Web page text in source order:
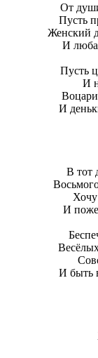
От
Пусть
Женский
И
Пусть
И
И
В тот
И
И быть